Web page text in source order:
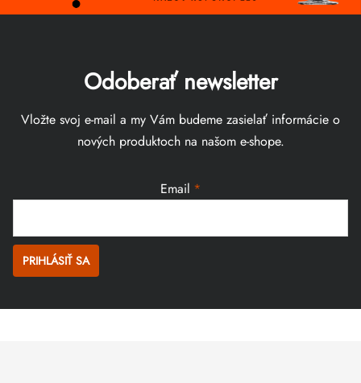
Odoberať newsletter
Vložte svoj e-mail a my Vám budeme zasielať informácie o
nových produktoch na našom e-shope.
Email
PRIHLÁSIŤ SA